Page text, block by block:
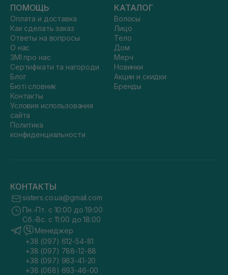
ПОМОЩЬ
Оплата и доставка
Как сделать заказ
Ответы на вопросы
О нас
ЗМІ про нас
Сертифікати та нагороди
Блог
Бюті словник
Контакты
Условия использования
сайта
Политика
конфиденциальности
КАТАЛОГ
Волосы
Лицо
Тело
Дом
Мерч
Новинки
Акции и скидки
Бренды
КОНТАКТЫ
sisters.co.ua@gmail.com
Пн.-Пт. с 10:00 до 19:00
Сб.-Вс. с 11:00 до 18:00
Менеджер
+38 (097) 612-54-81
+38 (097) 788-12-88
+38 (097) 983-41-20
+38 (068) 693-46-00